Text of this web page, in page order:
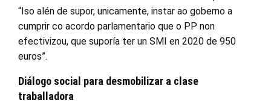
“Iso alén de supor, unicamente, instar ao goberno a
cumprir co acordo parlamentario que o PP non
efectivizou, que suporía ter un SMI en 2020 de 950
euros”.
Diálogo social para desmobilizar a clase
traballadora